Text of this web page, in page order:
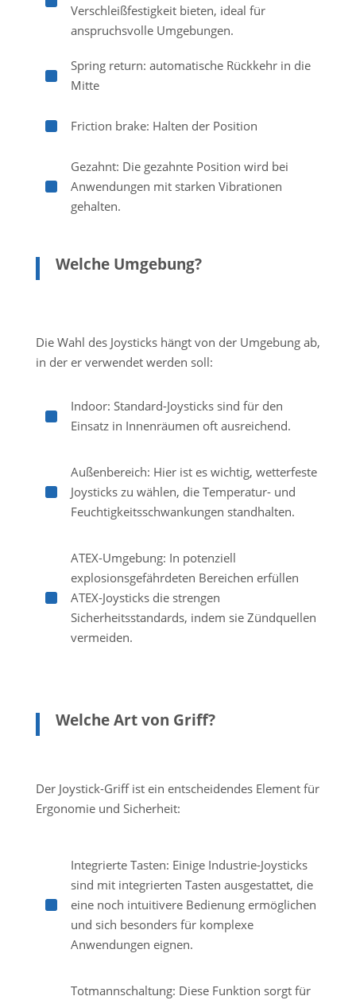
Verschleißfestigkeit bieten, ideal für
anspruchsvolle Umgebungen.
^
Spring return: automatische Rückkehr in die
Mitte
^ Friction brake: Halten der Position
^
Gezahnt: Die gezahnte Position wird bei
Anwendungen mit starken Vibrationen
gehalten.
Welche Umgebung?
Die Wahl des Joysticks hängt von der Umgebung ab,
in der er verwendet werden soll:
^
Indoor: Standard-Joysticks sind für den
Einsatz in Innenräumen oft ausreichend.
^
Außenbereich: Hier ist es wichtig, wetterfeste
Joysticks zu wählen, die Temperatur- und
Feuchtigkeitsschwankungen standhalten.
^
ATEX-Umgebung: In potenziell
explosionsgefährdeten Bereichen erfüllen
ATEX-Joysticks die strengen
Sicherheitsstandards, indem sie Zündquellen
vermeiden.
Welche Art von Griff?
Der Joystick-Griff ist ein entscheidendes Element für
Ergonomie und Sicherheit:
^
Integrierte Tasten: Einige Industrie-Joysticks
sind mit integrierten Tasten ausgestattet, die
eine noch intuitivere Bedienung ermöglichen
und sich besonders für komplexe
Anwendungen eignen.
Totmannschaltung: Diese Funktion sorgt für